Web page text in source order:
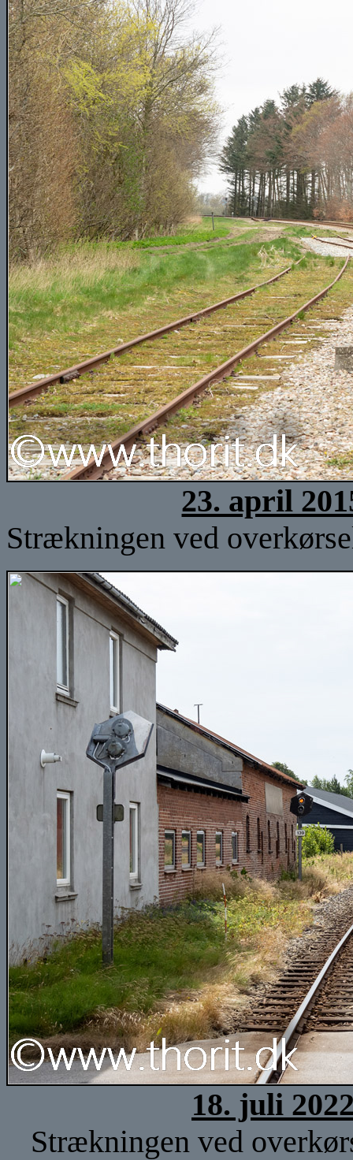
23. april
Strækningen ved
18. juli
Strækningen ved